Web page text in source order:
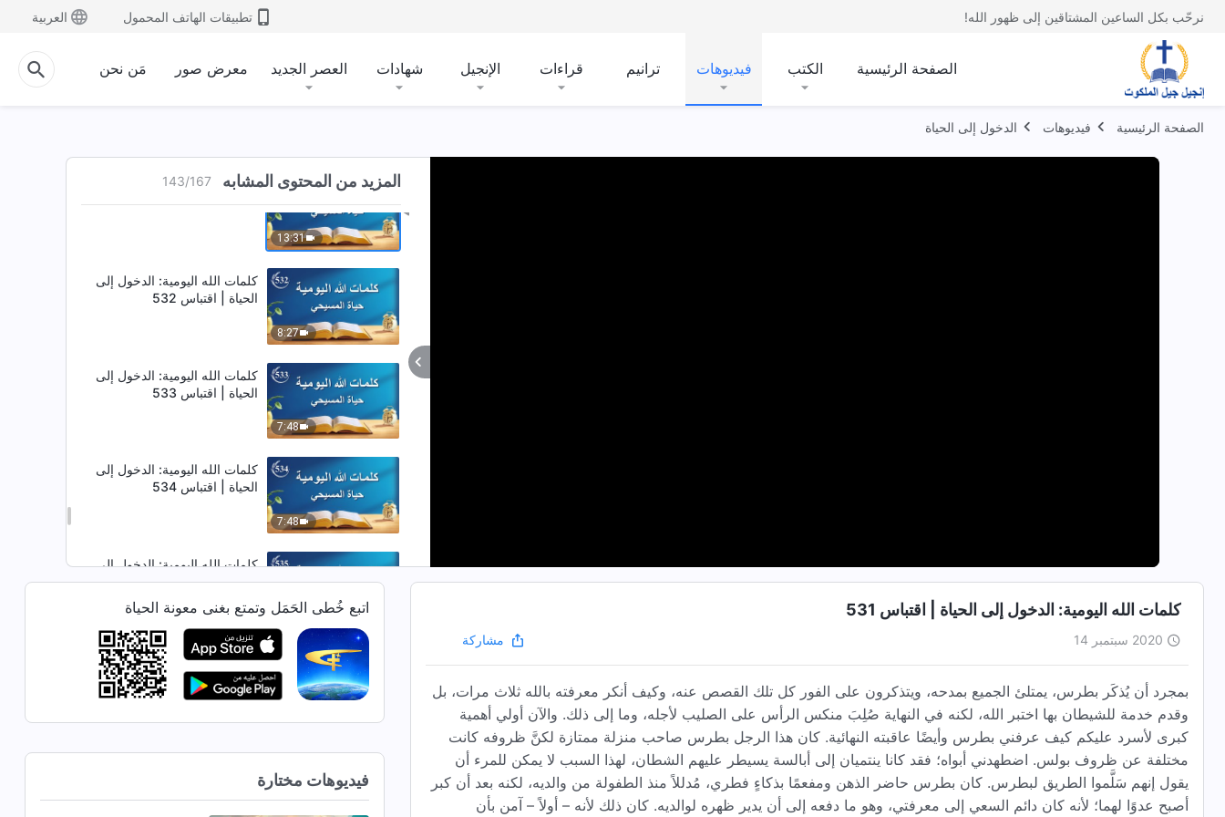
نرحّب بكل الساعين المشتاقين إلى ظهور الله! تطبيقات الهاتف المحمول العربية
الصفحة الرئيسية الكتب فيديوهات ترانيم قراءات الإنجيل شهادات العصر الجديد معرض صور مَن نحن
الصفحة الرئيسية فيديوهات الدخول إلى الحياة
المزيد من المحتوى المشابه 143/167
الحياة | اقتباس 529
13:31
كلمات الله اليومية: الدخول إلى
الحياة | اقتباس 531
8:27
كلمات الله اليومية: الدخول إلى
الحياة | اقتباس 532
7:48
كلمات الله اليومية: الدخول إلى
الحياة | اقتباس 533
7:48
كلمات الله اليومية: الدخول إلى
الحياة | اقتباس 534
8:32
كلمات الله اليومية: الدخول إلى
الحياة | اقتباس 535
كلمات الله اليومية: الدخول إلى
الحياة | اقتباس 536
20:26
كلمات الله اليومية: الدخول إلى
كلمات الله اليومية: الدخول إلى الحياة | اقتباس 531
2020 سبتمبر 14 مشاركة
بمجرد أن يُذكَر بطرس، يمتلئ الجميع بمدحه، ويتذكرون على الفور كل تلك القصص عنه، وكيف أنكر معرفته بالله ثلاث مرات، بل
وقدم خدمة للشيطان بها اختبر الله، لكنه في النهاية صُلِبَ منكس الرأس على الصليب لأجله، وما إلى ذلك. والآن أولي أهمية
كبرى لأسرد عليكم كيف عرفني بطرس وأيضًا عاقبته النهائية. كان هذا الرجل بطرس صاحب منزلة ممتازة لكنَّ ظروفه كانت
مختلفة عن ظروف بولس. اضطهدني أبواه؛ فقد كانا ينتميان إلى أبالسة يسيطر عليهم الشطان، لهذا السبب لا يمكن للمرء أن
يقول إنهم سَلَّموا الطريق لبطرس. كان بطرس حاضر الذهن ومفعمًا بذكاءٍ فطري، مُدللاً منذ الطفولة من والديه، لكنه بعد أن كبر
أصبح عدوًا لهما؛ لأنه كان دائم السعي إلى معرفتي، وهو ما دفعه إلى أن يدير ظهره لوالديه. كان ذلك لأنه – أولاً – آمن بأن
اتبع خُطى الحَمَل وتمتع بغنى معونة الحياة
فيديوهات مختارة